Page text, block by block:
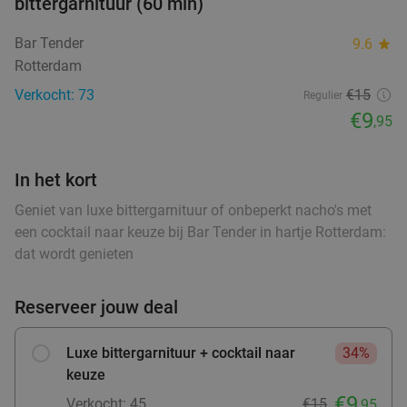
food
food
Vandaag
VersNul10
Rotterdam 2 min.directions_car
28%
2- of 3-gangendiner à la carte bij Curry's
Kralingen
Morgen
Curry's Kralingen
9.6star
Rotterdam 2 min.
Verkocht: 102
Bar Tender 9.6 star
Rotterdam
Verkocht: 73
Regulier €15
€9,95
In het kort
Geniet van luxe bittergarnituur of onbeperkt nacho's met
een cocktail naar keuze bij Bar Tender in hartje Rotterdam:
dat wordt genieten
Reserveer jouw deal
Luxe bittergarnituur + cocktail naar
keuze
34%